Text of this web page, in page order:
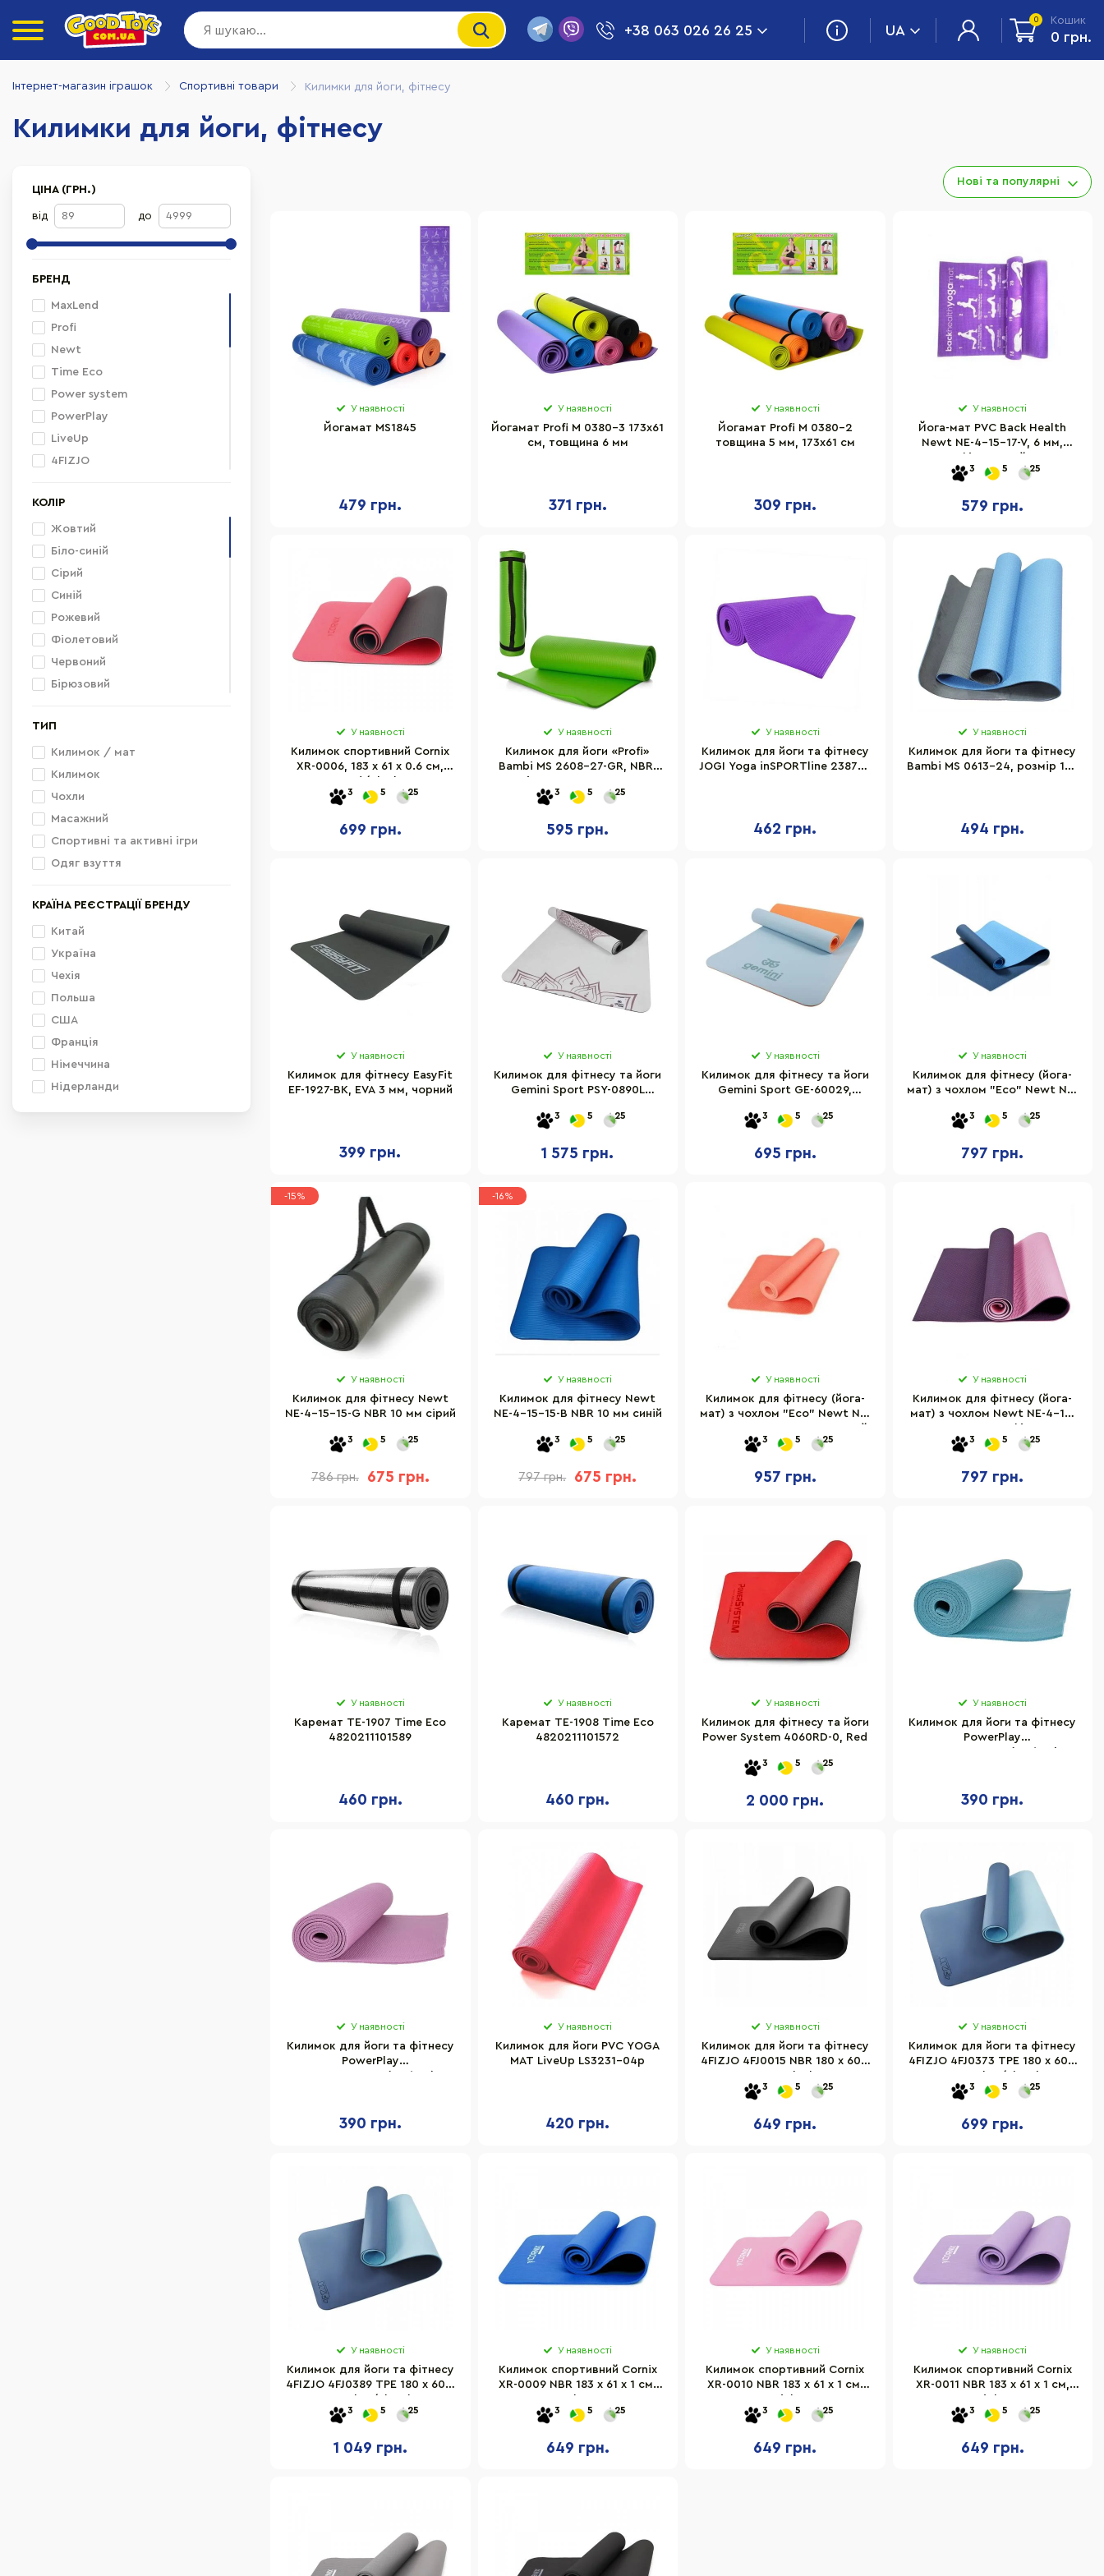
+38 063 026 26 25 UA
0 Кошик
0 грн.
Інтернет-магазин іграшок Спортивні товари Килимки для йоги, фітнесу
Килимки для йоги, фітнесу
ЦІНА (ГРН.)
від до
БРЕНД
MaxLend
Profi
Newt
Time Eco
Power system
PowerPlay
LiveUp
4FIZJO
Reebok
Adidas
Way4you
EasyFit
Nike
Jaguar Fitness
Generation Fitness
Fitnessport
Sveltus
inSPORTline
Zipro
Body Sculpture
Pure2Improve
THUNDER
Gemini Sport
Actiget
КОЛІР
Жовтий
Біло-синій
Сірий
Синій
Рожевий
Фіолетовий
Червоний
Бірюзовий
Різні кольори
Помаранчевий
чорно-зелений
Чорно-білий
Блакитний
Білий
Зелений
М'ятний
Чорно-червоний
Бузковий
Салатовий
чорно-сіра
Хакі
Оливковий
Сіро-чорний
Темно-синій
ТИП
Килимок / мат
Килимок
Чохли
Масажний
Спортивні та активні ігри
Одяг взуття
КРАЇНА РЕЄСТРАЦІЇ БРЕНДУ
Китай
Україна
Чехія
Польша
США
Франція
Німеччина
Нідерланди
Нові та популярні
У наявності
Йогамат MS1845
479 грн.
У наявності
Йогамат Profi M 0380-3 173х61
см, товщина 6 мм
371 грн.
У наявності
Йогамат Profi M 0380-2
товщина 5 мм, 173х61 см
309 грн.
У наявності
Йога-мат PVC Back Health
Newt NE-4-15-17-V, 6 мм,
3 5 25
579 грн.
У наявності
Килимок спортивний Cornix
XR-0006, 183 x 61 x 0.6 см,
3 5 25
699 грн.
У наявності
Килимок для йоги «Profi»
Bambi MS 2608-27-GR, NBR,
10 мм
3 5 25
595 грн.
У наявності
Килимок для йоги та фітнесу
JOGI Yoga inSPORTline 2387-1,
462 грн.
У наявності
Килимок для йоги та фітнесу
Bambi MS 0613-24, розмір 183
494 грн.
У наявності
Килимок для фітнесу EasyFit
EF-1927-BK, EVA 3 мм, чорний
399 грн.
У наявності
Килимок для фітнесу та йоги
Gemini Sport PSY-0890L
3 5 25
1 575 грн.
У наявності
Килимок для фітнесу та йоги
Gemini Sport GE-60029,
3 5 25
695 грн.
У наявності
Килимок для фітнесу (йога-
мат) з чохлом "Eco" Newt NE-
блакитний
3 5 25
797 грн.
-15%
У наявності
Килимок для фітнесу Newt
NE-4-15-15-G NBR 10 мм сірий
3 5 25
786 грн. 675 грн.
-16%
У наявності
Килимок для фітнесу Newt
NE-4-15-15-B NBR 10 мм синій
3 5 25
797 грн. 675 грн.
У наявності
Килимок для фітнесу (йога-
мат) з чохлом "Eco" Newt NE-
3 5 25
957 грн.
У наявності
Килимок для фітнесу (йога-
мат) з чохлом Newt NE-4-15-
рожевий
3 5 25
797 грн.
У наявності
Каремат ТЕ-1907 Time Eco
4820211101589
460 грн.
У наявності
Каремат ТЕ-1908 Time Eco
4820211101572
460 грн.
У наявності
Килимок для фітнесу та йоги
Power System 4060RD-0, Red
3 5 25
2 000 грн.
У наявності
Килимок для йоги та фітнесу
PowerPlay
390 грн.
У наявності
Килимок для йоги та фітнесу
PowerPlay
390 грн.
У наявності
Килимок для йоги PVC YOGA
MAT LiveUp LS3231-04p
420 грн.
У наявності
Килимок для йоги та фітнесу
4FIZJO 4FJ0015 NBR 180 x 60 x
3 5 25
649 грн.
У наявності
Килимок для йоги та фітнесу
4FIZJO 4FJ0373 TPE 180 x 60 x
3 5 25
699 грн.
У наявності
Килимок для йоги та фітнесу
4FIZJO 4FJ0389 TPE 180 x 60 x
3 5 25
1 049 грн.
У наявності
Килимок спортивний Cornix
XR-0009 NBR 183 x 61 x 1 см,
3 5 25
649 грн.
У наявності
Килимок спортивний Cornix
XR-0010 NBR 183 x 61 x 1 см,
3 5 25
649 грн.
У наявності
Килимок спортивний Cornix
XR-0011 NBR 183 x 61 x 1 см,
3 5 25
649 грн.